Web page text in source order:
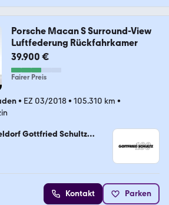
Porsche Macan S Surround-View
Luftfederung Rückfahrkamer
39.900 €
Fairer Preis
• EZ 03/2018• 105.310 km •
Gottfried Schultz
& Co. KG
Kontakt Parken